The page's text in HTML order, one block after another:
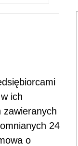
ich
zawieranych
24
o